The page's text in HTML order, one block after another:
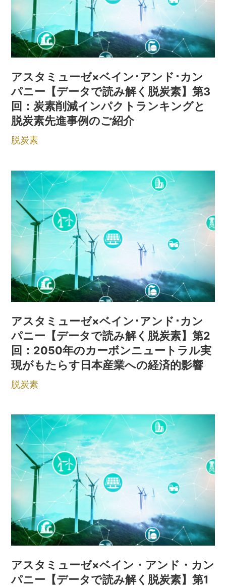
アスタミューゼ×ベイン･アンド･カン
パニー【データで読み解く脱炭素】第3
回：炭素削減インパクトランキングと
脱炭素先進事例のご紹介
脱炭素
アスタミューゼ×ベイン･アンド･カン
パニー【データで読み解く脱炭素】第2
回：2050年のカーボンニュートラル実
現がもたらす日本産業への経済的影響
脱炭素
アスタミューゼ×ベイン・アンド・カン
パニー【データで読み解く脱炭素】第1